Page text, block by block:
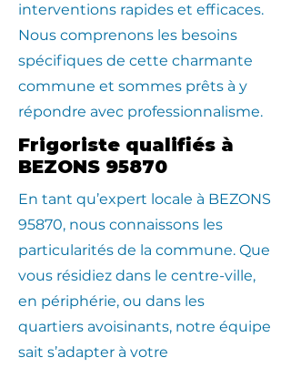
interventions rapides et efficaces.
Nous comprenons les besoins
spécifiques de cette charmante
commune et sommes prêts à y
répondre avec professionnalisme.
Frigoriste qualifiés à
BEZONS 95870
En tant qu’expert locale à BEZONS
95870, nous connaissons les
particularités de la commune. Que
vous résidiez dans le centre-ville,
en périphérie, ou dans les
quartiers avoisinants, notre équipe
sait s’adapter à votre